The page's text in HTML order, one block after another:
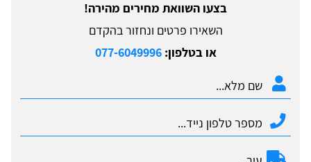
בצעו השוואת מחירים מהירה!
השאירו פרטים ונחזור בהקדם
או בטלפון:077-6049996